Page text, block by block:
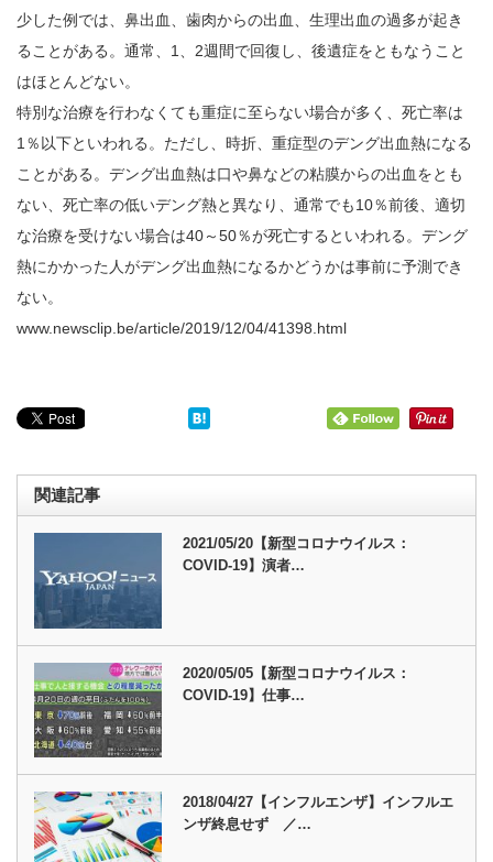
少した例では、鼻出血、歯肉からの出血、生理出血の過多が起き
ることがある。通常、1、2週間で回復し、後遺症をともなうこと
はほとんどない。
特別な治療を行わなくても重症に至らない場合が多く、死亡率は
1％以下といわれる。ただし、時折、重症型のデング出血熱になる
ことがある。デング出血熱は口や鼻などの粘膜からの出血をとも
ない、死亡率の低いデング熱と異なり、通常でも10％前後、適切
な治療を受けない場合は40～50％が死亡するといわれる。デング
熱にかかった人がデング出血熱になるかどうかは事前に予測でき
ない。
www.newsclip.be/article/2019/12/04/41398.html
関連記事
2021/05/20【新型コロナウイルス：
COVID-19】演者…
2020/05/05【新型コロナウイルス：
COVID-19】仕事…
2018/04/27【インフルエンザ】インフルエ
ンザ終息せず ／…